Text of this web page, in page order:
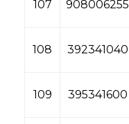
107 908006255
108 392341040
109 395341600